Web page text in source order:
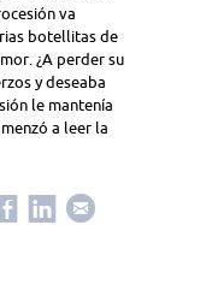
va
botellitas de
¿A perder su
y deseaba
le mantenía
a leer la